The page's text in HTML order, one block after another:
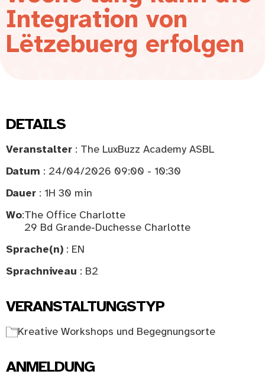
Integration von
Lëtzebuerg erfolgen
DETAILS
Veranstalter : The LuxBuzz Academy ASBL
Datum : 24/04/2026 09:00 - 10:30
Dauer : 1H 30 min
Wo:The Office Charlotte
29 Bd Grande-Duchesse Charlotte
Sprache(n) : EN
Sprachniveau : B2
VERANSTALTUNGSTYP
Kreative Workshops und Begegnungsorte
ANMELDUNG